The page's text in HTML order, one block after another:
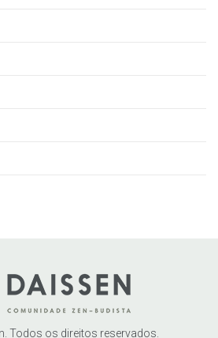
Todos os direitos reservados.